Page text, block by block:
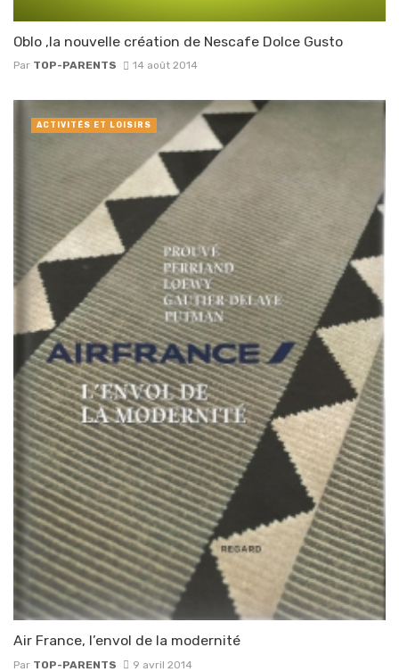
Oblo ,la nouvelle création de Nescafe Dolce Gusto
Par TOP-PARENTS 14 août 2014
Air France, l’envol de la modernité
Par TOP-PARENTS 9 avril 2014
ACTIVITÉS ET LOISIRS